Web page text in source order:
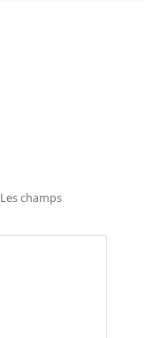
Les champs